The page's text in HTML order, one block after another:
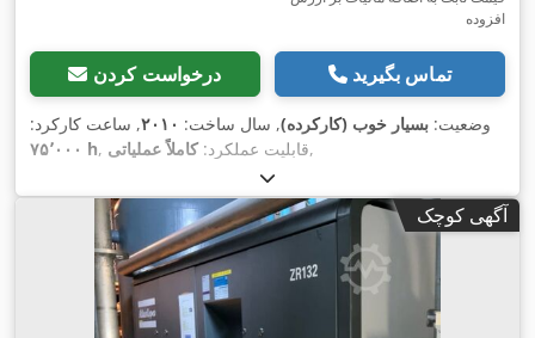
افزوده
درخواست کردن تماس بگیرید
وضعیت: بسیار خوب (کارکرده), سال ساخت: ۲۰۱۰, ساعت کارکرد:
۷۵٬۰۰۰ h
, قابلیت عملکرد:کاملاً عملیاتی ,
آگهی کوچک